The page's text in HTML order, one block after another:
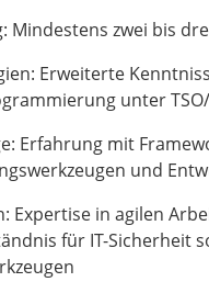
Mindestens zwei bis
Erweiterte
unter
Erfahrung mit
und
Expertise in agilen
für IT-Sicherheit